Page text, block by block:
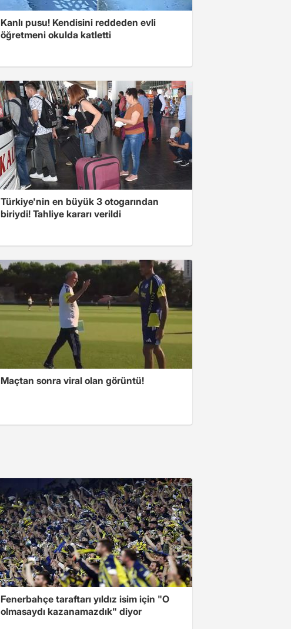
Kanlı pusu! Kendisini reddeden evli
öğretmeni okulda katletti
Türkiye'nin en büyük 3 otogarından
biriydi! Tahliye kararı verildi
Maçtan sonra viral olan görüntü!
Fenerbahçe taraftarı yıldız isim için "O
olmasaydı kazanamazdık" diyor